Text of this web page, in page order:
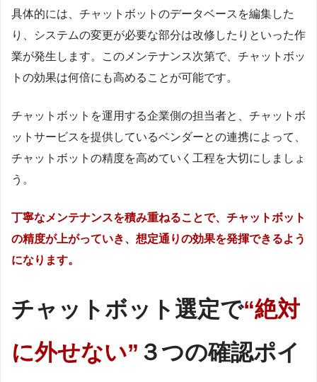
具体的には、チャットボットのデータベースを編集した
り、システムの変更が必要な部分は改修したりといった作
業が発生します。このメンテナンス次第で、チャットボッ
トの効果は何倍にも高めることが可能です。
チャットボットを運用する企業側の担当者と、チャットボ
ットサービスを提供しているベンダーとの連携によって、
チャットボットの精度を高めていく工程を大切にしましょ
う。
丁寧なメンテナンスを積み重ねることで、チャットボット
の精度が上がっていき、想定通りの効果を発揮できるよう
になります。
チャットボット選定で“絶対
に外せない” ３つの確認ポイ